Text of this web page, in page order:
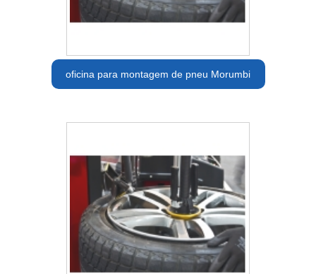
oficina para montagem de pneu Morumbi